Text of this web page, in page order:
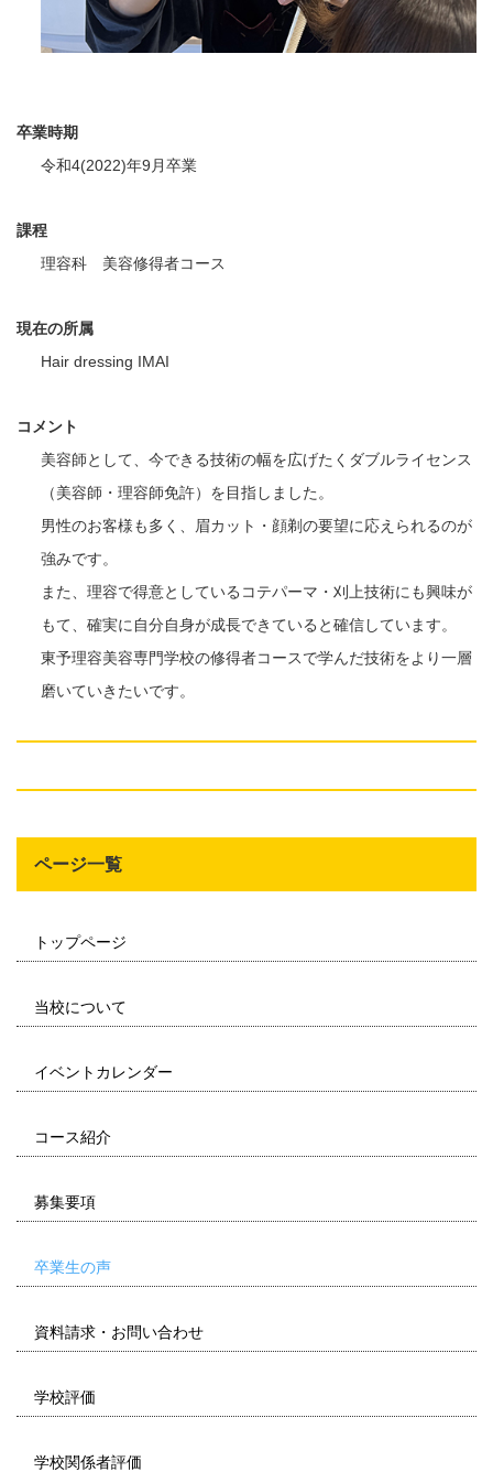
卒業時期
令和4(2022)年9月卒業
課程
理容科 美容修得者コース
現在の所属
Hair dressing IMAI
コメント
美容師として、今できる技術の幅を広げたくダブルライセンス
（美容師・理容師免許）を目指しました。
男性のお客様も多く、眉カット・顔剃の要望に応えられるのが
強みです。
また、理容で得意としているコテパーマ・刈上技術にも興味が
もて、確実に自分自身が成長できていると確信しています。
東予理容美容専門学校の修得者コースで学んだ技術をより一層
磨いていきたいです。
ページ一覧
トップページ
当校について
イベントカレンダー
コース紹介
募集要項
卒業生の声
資料請求・お問い合わせ
学校評価
学校関係者評価